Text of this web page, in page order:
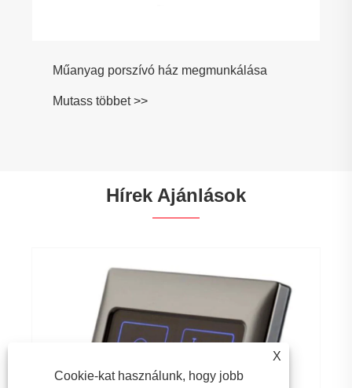
Műanyag porszívó ház megmunkálása
Mutass többet >>
Hírek Ajánlások
X
Cookie-kat használunk, hogy jobb